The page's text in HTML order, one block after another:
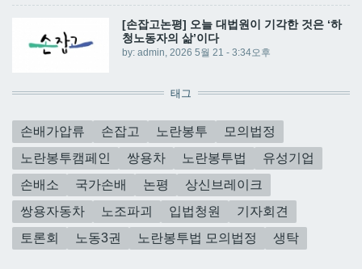
[손잡고논평] 오늘 대법원이 기각한 것은 ‘하
청노동자의 삶’이다
by: admin, 2026 5월 21 - 3:34오후
태그
손배가압류 손잡고 노란봉투
모의법정
노란봉투캠페인
쌍용차 노란봉투법
유성기업
손배소
국가손배 논평
상신브레이크
쌍용자동차
노조파괴 입법청원
기자회견
토론회
노동3권 노란봉투법 모의법정 생탁